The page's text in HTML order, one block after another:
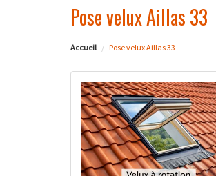
Pose velux Aillas 33
Accueil Pose velux Aillas 33